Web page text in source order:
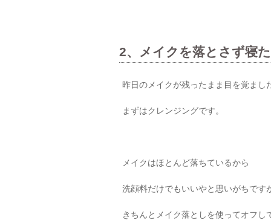
2、メイクを落とさず寝
昨日のメイクが残ったまま目を覚まし
まずはクレンジングです。
メイクはほとんど落ちているから
洗顔料だけでもいいやと思いがちです
きちんとメイク落としを使ってオフし